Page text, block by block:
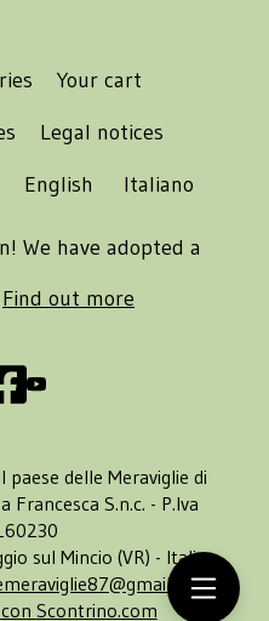
Your cart
Legal notices
English Italiano
We have adopted a
Find out more
paese delle Meraviglie di
S.n.c. - P.Iva
sul Mincio (VR) - Italia -
Scontrino.com